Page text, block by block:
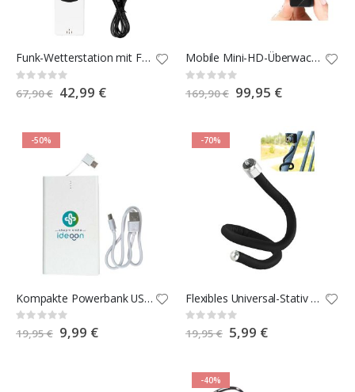
Funk-Wetterstation mit Farbdisplay
Rating:
0%
67,90 € Special
Price
42,99 €
Mobile Mini-HD-Überwachungskamera mit Bewegungssensor
Rating:
0%
169,90 € Special
Price
99,95 €
-50%
Kompakte Powerbank USB-C 4.000 mAh
Rating:
0%
19,95 € Special
Price
9,99 €
-70%
Flexibles Universal-Stativ für Kompakt-Kameras
Rating:
0%
19,95 € Special
Price
5,99 €
-40%